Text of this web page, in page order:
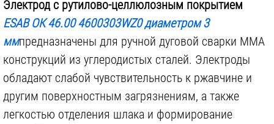
Электрод с рутилово-целлюлозным покрытием
ESAB ОК 46.00 4600303WZ0 диаметром 3
ммпредназначены для ручной дуговой сварки MMA
конструкций из углеродистых сталей. Электроды
обладают слабой чувствительность к ржавчине и
другим поверхностным загрязнениям, а также
легкостью отделения шлака и формирование